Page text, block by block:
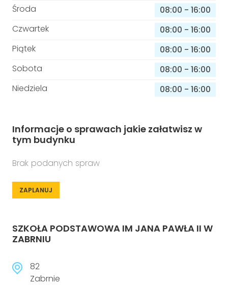
Środa
08:00 - 16:00
Czwartek
08:00 - 16:00
Piątek
08:00 - 16:00
Sobota
08:00 - 16:00
Niedziela
08:00 - 16:00
Informacje o sprawach jakie załatwisz w
tym budynku
Brak podanych spraw
ZAPLANUJ
SZKOŁA PODSTAWOWA IM JANA PAWŁA II W
ZABRNIU
82
Zabrnie